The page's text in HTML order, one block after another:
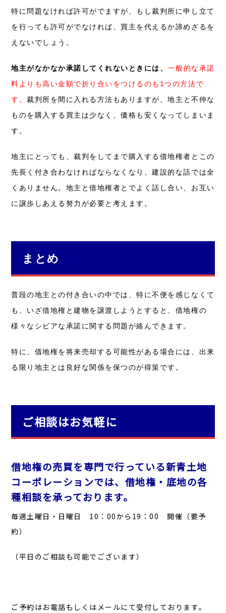
特に問題なければ許可がでますが、もし裁判所に申し立て
を行っても許可がでなければ、買主を代えるか諦めざるを
えないでしょう。
地主がなかなか承諾してくれないときには、 一般的な承諾
料よりも高い金額で折り合いをつけるのも1つの方法で
す。裁判所を間に入れる方法もありますが、地主と不仲な
ものを購入する買主は少なく、価格も安くなってしまいま
す。
地主にとっても、裁判をしてまで購入する借地権者とこの
先長く付き合わなければならなくなり、建設的な話では全
くありません。 地主と借地権者とでよく話し合い、お互い
に譲歩しあえる努力が必要と考えます。
まとめ
普段の地主との付き合いの中では、特に不便を感じなくて
も、いざ借地権と建物を譲渡しようとすると、借地権の
様々なシビアな承諾に関する問題が絡んできます。
特に、借地権を将来売却する可能性がある場合には、出来
る限り地主とは良好な関係を保つのが得策です。
ご相談はお気軽に
借地権の売買を専門で行っている新青土地
コーポレーションでは、借地権・底地の各
種相談を承っております。
毎週土曜日・日曜日 10：00から19：00 開催（要予
約）
（平日のご相談も可能でございます）
ご予約はお電話もしくはメールにて受付しております。